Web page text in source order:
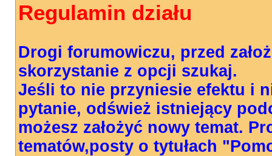
Regulamin działu
Drogi forumowiczu, przed
skorzystanie z opcji szukaj.
Jeśli to nie przyniesie efektu i
pytanie, odśwież istniejący
możesz założyć nowy temat.
tematów,posty o tytułach